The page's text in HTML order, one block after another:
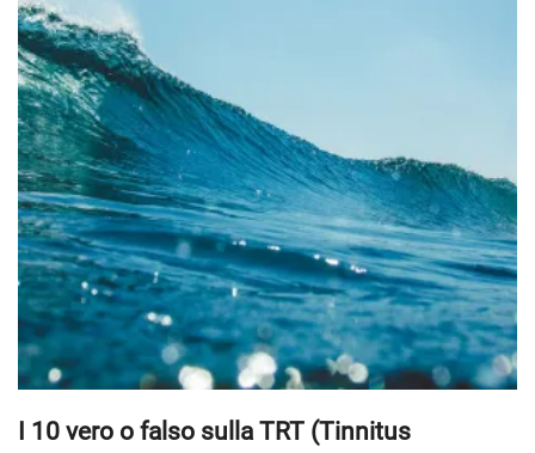
I 10 vero o falso sulla TRT (Tinnitus